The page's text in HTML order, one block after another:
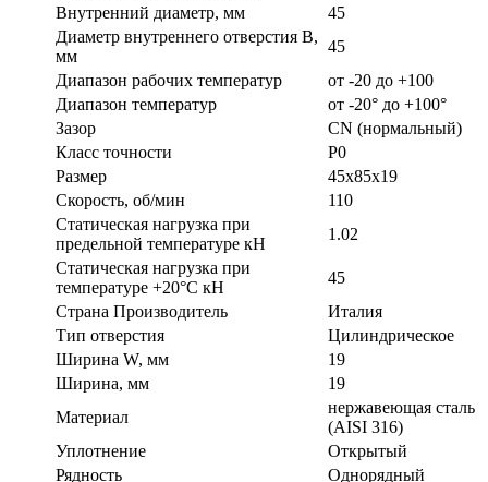
Внутренний диаметр, мм
45
Диаметр внутреннего отверстия B,
мм
45
Диапазон рабочих температур
от -20 до +100
Диапазон температур
от -20° до +100°
Зазор
CN (нормальный)
Класс точности
P0
Размер
45х85х19
Скорость, об/мин
110
Статическая нагрузка при
предельной температуре кН
1.02
Статическая нагрузка при
температуре +20°С кН
45
Страна Производитель
Италия
Тип отверстия
Цилиндрическое
Ширина W, мм
19
Ширина, мм
19
Материал
нержавеющая сталь
(AISI 316)
Уплотнение
Открытый
Рядность
Однорядный